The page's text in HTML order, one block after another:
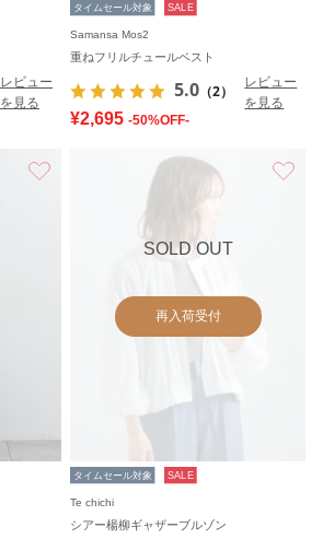
レビュー
を見る
タイムセール対象 SALE
Samansa Mos2
重ねフリルチュールベスト
5.0 （2）
レビュー
を見る
¥2,695 -50%OFF-
SOLD OUT
再入荷受付
タイムセール対象 SALE
Te chichi
シアー楊柳ギャザーブルゾン